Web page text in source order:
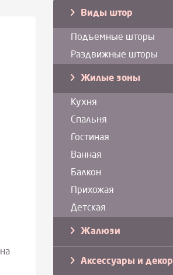
Виды штор
Подъемные шторы
Раздвижные шторы
Жилые зоны
Кухня
Спальня
Гостиная
Ванная
Балкон
Прихожая
Детская
Жалюзи
Аксессуары и декор